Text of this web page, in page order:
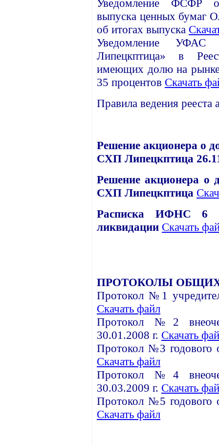
Уведомление ФСФР о
выпуска ценных бумаг
об итогах выпуска
Уведомление
Липецкптица» в
имеющих долю на рынке
35 процентов Скачать
Правила ведения рееста
Решение акционера о
СХП Липецкптица
Решение акционера о
СХП Липецкптица
Расписка ИФНС 6
ликвидации Скачать
ПРОТОКОЛЫ
Протокол №1
Скачать файл
Протокол №2
30.01.2008 г. Скачать
Протокол №3 годового
Скачать файл
Протокол №4
30.03.2009 г. Скачать
Протокол №5 годового
Скачать файл